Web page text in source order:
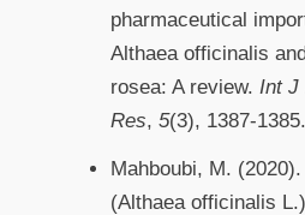
pharmaceutical
Althaea officinalis
rosea: A review.Int J
Res,5(3), 1387-1385.
Mahboubi, M.
(Althaea officinalis